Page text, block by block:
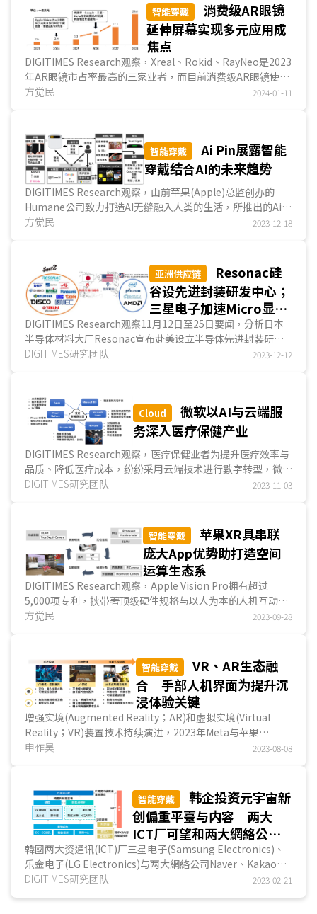
智能穿戴
消费级AR眼镜
延伸屏幕实现多元应用成
焦点
DIGITIMES Research观察，Xreal、Rokid、RayNeo是2023
年AR眼镜市占率最高的三家业者，而目前消费级AR眼镜使用
情境以手机、电脑、游戏机等装置的延伸屏幕为主，...
方觉民 2024-01-11
智能穿戴
Ai Pin展露智能
穿戴结合AI的未来趋势
DIGITIMES Research观察，由前苹果(Apple)总监创办的
Humane公司致力打造AI无缝融入人类的生活，所推出的Ai
Pin象征AI结合智能穿戴的新篇章。智能穿戴业者将陆续...
方觉民 2023-12-18
亚洲供应链
Resonac硅
谷设先进封装研发中心；
三星电子加速Micro显示
器商用化布局；蔚来与长
安汽车合作EV换电技术
DIGITIMES Research观察11月12日至25日要闻，分析日本
半导体材料大厂Resonac宣布赴美设立半导体先进封装研发
中心，并将加入德州电子研究所(Texas Institute for...
DIGITIMES研究团队 2023-12-12
Cloud
微软以AI与云端服
务深入医疗保健产业
DIGITIMES Research观察，医疗保健业者为提升医疗效率与
品质、降低医疗成本，纷纷采用云端技术进行數字转型，微软
(Microsoft)顺应医疗數字转型热潮，2022年藉购并...
DIGITIMES研究团队 2023-11-03
智能穿戴
苹果XR具串联
庞大App优势助打造空间
运算生态系
DIGITIMES Research观察，Apple Vision Pro拥有超过
5,000项专利，挟带著顶级硬件规格与以人为本的人机互动界
面，再次掀起许多人对元宇宙的关注。苹果(Apple)跨入...
方觉民 2023-09-28
智能穿戴
VR、AR生态融
合 手部人机界面为提升沉
浸体验关键
增强实境(Augmented Reality；AR)和虚拟实境(Virtual
Reality；VR)装置技术持续演进，2023年Meta与苹果
(Apple)分别推出VR与AR一体机，AR情境的加入使得各大
申作昊 2023-08-08
智能穿戴
韩企投资元宇宙新
创偏重平臺与内容 两大
ICT厂可望和两大網絡公司
互补不足
韓國两大资通讯(ICT)厂三星电子(Samsung Electronics)、
乐金电子(LG Electronics)与两大網絡公司Naver、Kakao主
要自2019年起陆续投资元宇宙(metaverse)新创公司...
DIGITIMES研究团队 2023-02-21